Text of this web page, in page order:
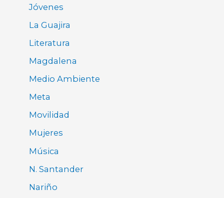
Jóvenes
La Guajira
Literatura
Magdalena
Medio Ambiente
Meta
Movilidad
Mujeres
Música
N. Santander
Nariño